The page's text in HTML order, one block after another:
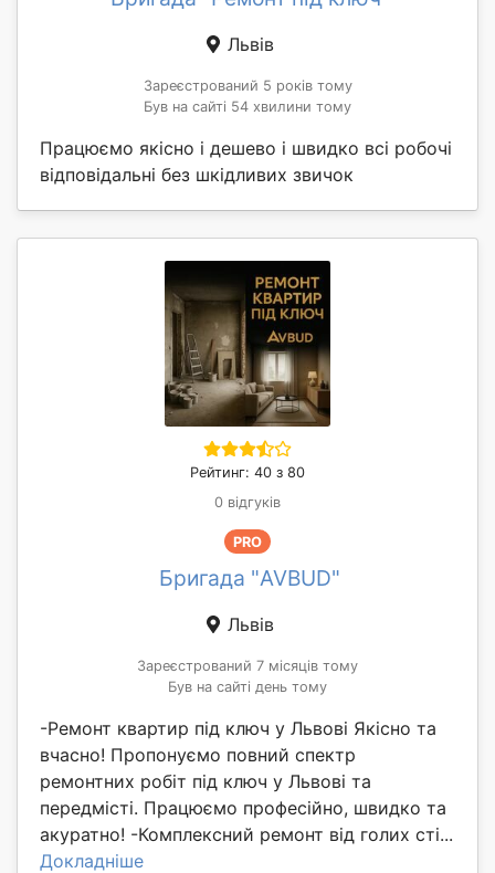
Львів
Зареєстрований 5 років тому
Був на сайті 54 хвилини тому
Працюємо якісно і дешево і швидко всі робочі
відповідальні без шкідливих звичок
Рейтинг: 40 з 80
0 відгуків
PRO
Бригада "AVBUD"
Львів
Зареєстрований 7 місяців тому
Був на сайті день тому
-Ремонт квартир під ключ у Львові Якісно та
вчасно! Пропонуємо повний спектр
ремонтних робіт під ключ у Львові та
передмісті. Працюємо професійно, швидко та
акуратно! -Комплексний ремонт від голих сті...
Докладніше